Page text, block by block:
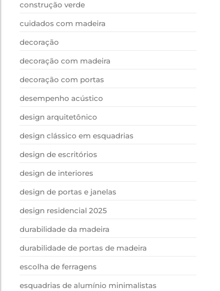
construção verde
cuidados com madeira
decoração
decoração com madeira
decoração com portas
desempenho acústico
design arquitetônico
design clássico em esquadrias
design de escritórios
design de interiores
design de portas e janelas
design residencial 2025
durabilidade da madeira
durabilidade de portas de madeira
escolha de ferragens
esquadrias de alumínio minimalistas